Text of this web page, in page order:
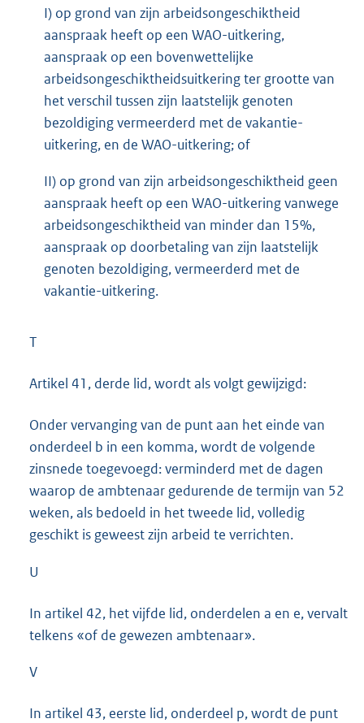
I) op grond van zijn arbeidsongeschiktheid
aanspraak heeft op een WAO-uitkering,
aanspraak op een bovenwettelijke
arbeidsongeschiktheidsuitkering ter grootte van
het verschil tussen zijn laatstelijk genoten
bezoldiging vermeerderd met de vakantie-
uitkering, en de WAO-uitkering; of
II) op grond van zijn arbeidsongeschiktheid geen
aanspraak heeft op een WAO-uitkering vanwege
arbeidsongeschiktheid van minder dan 15%,
aanspraak op doorbetaling van zijn laatstelijk
genoten bezoldiging, vermeerderd met de
vakantie-uitkering.
T
Artikel 41, derde lid, wordt als volgt gewijzigd:
Onder vervanging van de punt aan het einde van
onderdeel b in een komma, wordt de volgende
zinsnede toegevoegd: verminderd met de dagen
waarop de ambtenaar gedurende de termijn van 52
weken, als bedoeld in het tweede lid, volledig
geschikt is geweest zijn arbeid te verrichten.
U
In artikel 42, het vijfde lid, onderdelen a en e, vervalt
telkens «of de gewezen ambtenaar».
V
In artikel 43, eerste lid, onderdeel p, wordt de punt